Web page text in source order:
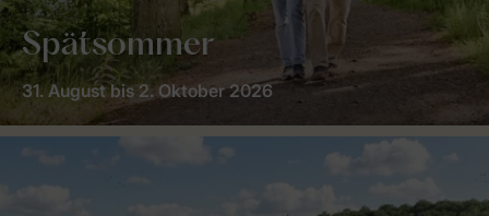
Spätsommer
31. August bis 2. Oktober 2026